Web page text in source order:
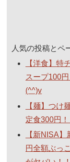
人気の投稿とペ
【洋食】特
スープ100
(^^)v
【麺】つ
定食300円！
【新NISA
円全額ぶっ